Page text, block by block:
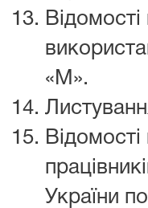
«М».
України